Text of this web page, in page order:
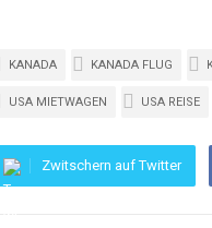
KANADA KANADA FLUG
USA MIETWAGEN USA REISE
Zwitschern auf Twitter